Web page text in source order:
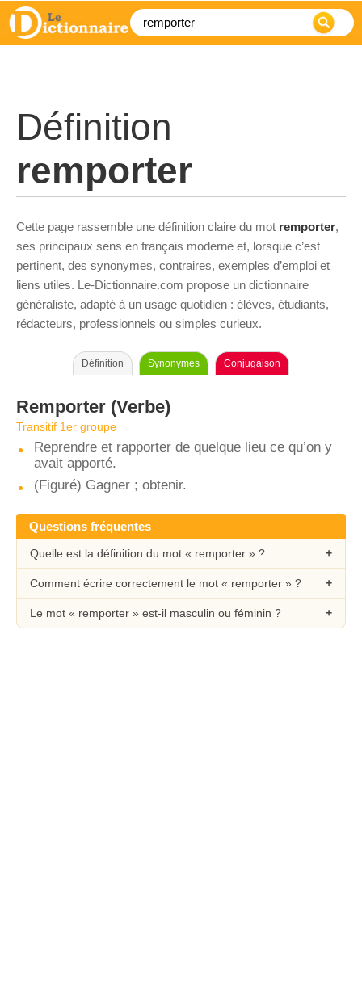
Définition
remporter
Cette page rassemble une définition claire du mot remporter,
ses principaux sens en français moderne et, lorsque c’est
pertinent, des synonymes, contraires, exemples d’emploi et
liens utiles. Le-Dictionnaire.com propose un dictionnaire
généraliste, adapté à un usage quotidien : élèves, étudiants,
rédacteurs, professionnels ou simples curieux.
Définition Synonymes Conjugaison
Remporter (Verbe)
Transitif 1er groupe
Reprendre et rapporter de quelque lieu ce qu’on y
avait apporté.
(Figuré) Gagner ; obtenir.
Questions fréquentes
Quelle est la définition du mot « remporter » ?
Comment écrire correctement le mot « remporter » ?
Le mot « remporter » est-il masculin ou féminin ?